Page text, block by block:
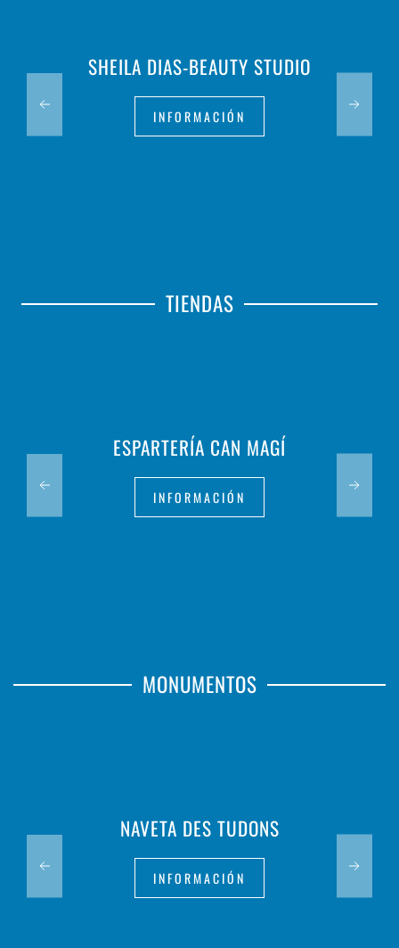
SHEILA DIAS-BEAUTY STUDIO
INFORMACIÓN
TIENDAS
ESPARTERÍA CAN MAGÍ
INFORMACIÓN
MONUMENTOS
NAVETA DES TUDONS
INFORMACIÓN